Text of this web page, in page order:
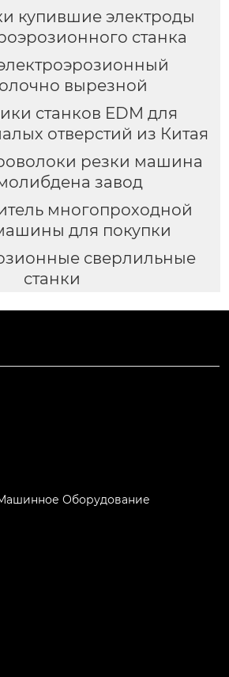
купившие электроды
станка
вырезной
станков EDM для
отверстий из Китая
резки машина
завод
многопроходной
для покупки
сверлильные
станки
Оборудование